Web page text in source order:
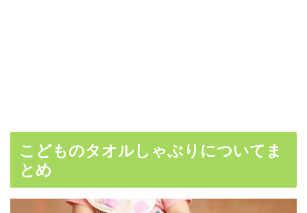
こどものタオルしゃぶりについてま
とめ